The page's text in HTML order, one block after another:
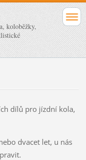
koloběžky,
dílů pro jízdní kola,
dvacet let, u nás